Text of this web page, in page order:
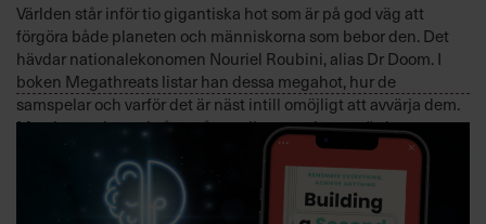
Världen står inför tio gigantiska hot som är på god väg att
förgöra både planeten och människorna som bebor den. Det
hävdar nationalekonomen Nouriel Roubini, alias Dr Doom. I
boken Megathreats listar han dessa megahot, hur de
samspelar och varför det är näst intill omöjligt att avvärja dem.
Men han pekar också ut några glimtar av hopp, värda att
notera. För Roubini är känd för två saker: Sin pessimism och för
att han oftast har rätt.
FÖRÄNDRINGSLEDNING, INSPIRATION MOTIVATION OCH